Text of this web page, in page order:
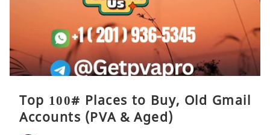
Top 100# Places to Buy, Old Gmail
Accounts (PVA & Aged)